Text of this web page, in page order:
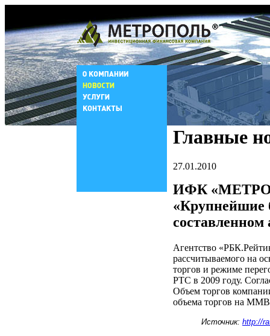
Главные
27.01.2010
ИФК
«Крупнейшие
Агентство
рассчитываемого на
торгов и режиме
РТС в 2009 году.
Объем торгов
объема торгов на
Источник: http://